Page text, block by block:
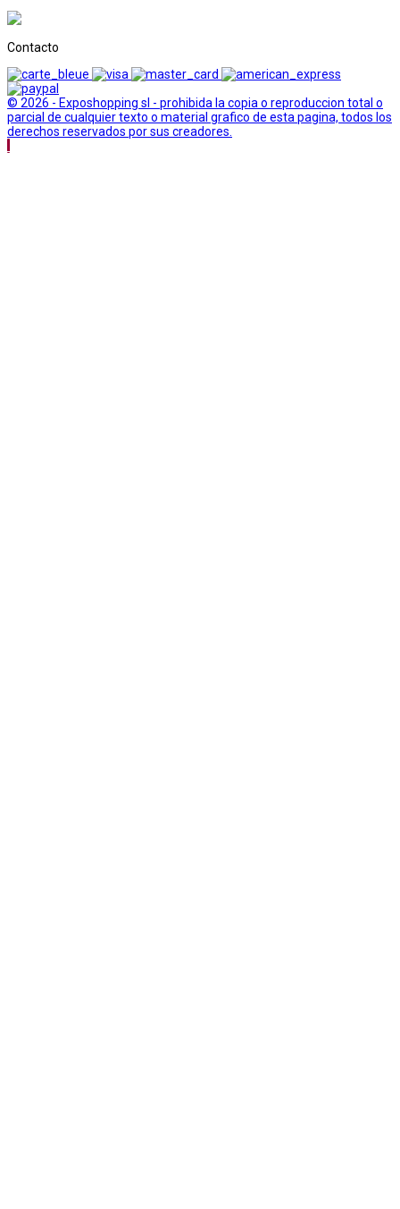
Contacto
© 2026 - Exposhopping sl - prohibida la copia o reproduccion total o
parcial de cualquier texto o material grafico de esta pagina, todos los
derechos reservados por sus creadores.